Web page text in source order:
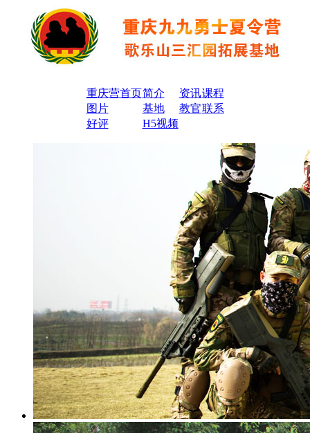
重庆营首页简介 资讯课程
图片
基地 教官联系
好评
H5视频